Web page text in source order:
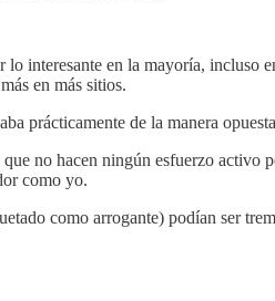
interesante en la mayoría, incluso
en más sitios.
prácticamente de la manera
no hacen ningún esfuerzo activo
como yo.
como arrogante) podían ser